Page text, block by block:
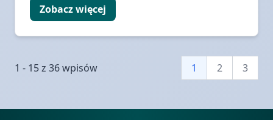
Zobacz więcej
1 - 15 z 36 wpisów 1 2 3